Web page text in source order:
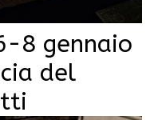
8 gennaio
del